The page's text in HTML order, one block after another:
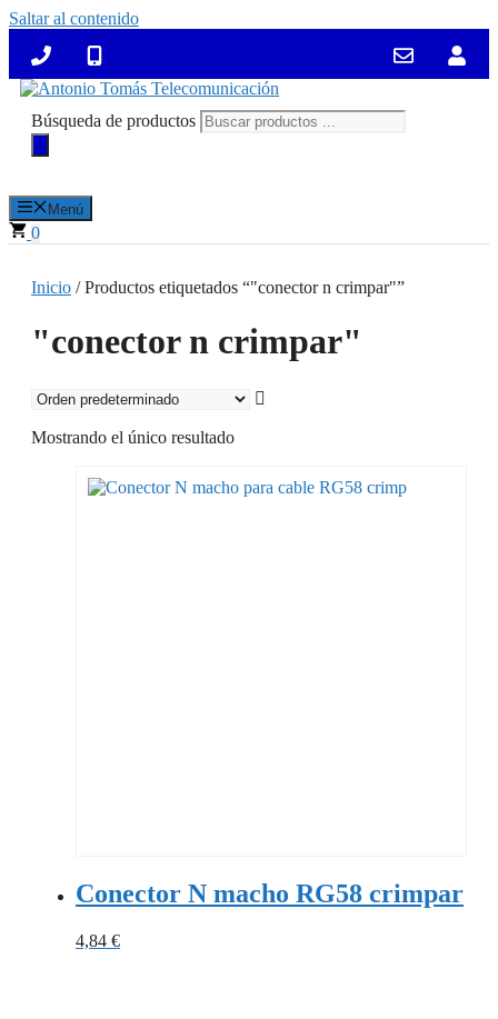
Saltar al contenido
Búsqueda de productos
Menú
0
Inicio / Productos etiquetados “"conector n crimpar"”
"conector n crimpar"
Mostrando el único resultado
Conector N macho RG58 crimpar
4,84 €